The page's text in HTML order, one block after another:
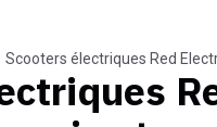
Scooters électriques Red